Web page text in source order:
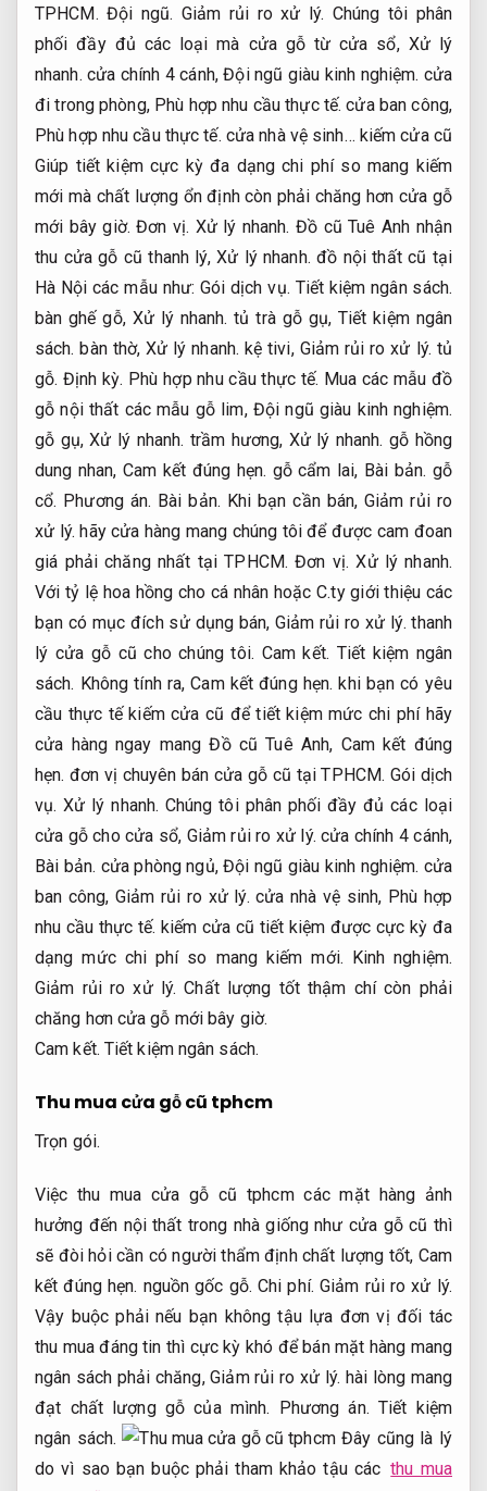
TPHCM.Đội ngũ. Giảm rủi ro xử lý. Chúng tôi phân
phối đầy đủ các loại mà cửa gỗ từ cửa sổ, Xử lý
nhanh. cửa chính 4 cánh,Đội ngũ giàu kinh nghiệm. cửa
đi trong phòng, Phù hợp nhu cầu thực tế. cửa ban công,
Phù hợp nhu cầu thực tế. cửa nhà vệ sinh… kiếm cửa cũ
Giúp tiết kiệm cực kỳ đa dạng chi phí so mang kiếm
mới mà chất lượng ổn định còn phải chăng hơn cửa gỗ
mới bây giờ.Đơn vị. Xử lý nhanh. Đồ cũ Tuê Anh nhận
thu cửa gỗ cũ thanh lý,Xử lý nhanh. đồ nội thất cũ tại
Hà Nội các mẫu như: Gói dịch vụ. Tiết kiệm ngân sách.
bàn ghế gỗ, Xử lý nhanh. tủ trà gỗ gụ, Tiết kiệm ngân
sách. bàn thờ,Xử lý nhanh. kệ tivi, Giảm rủi ro xử lý. tủ
gỗ.Định kỳ. Phù hợp nhu cầu thực tế. Mua các mẫu đồ
gỗ nội thất các mẫu gỗ lim, Đội ngũ giàu kinh nghiệm.
gỗ gụ,Xử lý nhanh. trầm hương, Xử lý nhanh. gỗ hồng
dung nhan, Cam kết đúng hẹn. gỗ cẩm lai, Bài bản. gỗ
cổ. Phương án. Bài bản. Khi bạn cần bán,Giảm rủi ro
xử lý. hãy cửa hàng mang chúng tôi để được cam đoan
giá phải chăng nhất tại TPHCM.Đơn vị. Xử lý nhanh.
Với tỷ lệ hoa hồng cho cá nhân hoặc C.ty giới thiệu các
bạn có mục đích sử dụng bán, Giảm rủi ro xử lý. thanh
lý cửa gỗ cũ cho chúng tôi. Cam kết. Tiết kiệm ngân
sách. Không tính ra,Cam kết đúng hẹn. khi bạn có yêu
cầu thực tế kiếm cửa cũ để tiết kiệm mức chi phí hãy
cửa hàng ngay mang Đồ cũ Tuê Anh, Cam kết đúng
hẹn. đơn vị chuyên bán cửa gỗ cũ tại TPHCM. Gói dịch
vụ. Xử lý nhanh. Chúng tôi phân phối đầy đủ các loại
cửa gỗ cho cửa sổ, Giảm rủi ro xử lý. cửa chính 4 cánh,
Bài bản. cửa phòng ngủ,Đội ngũ giàu kinh nghiệm. cửa
ban công, Giảm rủi ro xử lý. cửa nhà vệ sinh, Phù hợp
nhu cầu thực tế. kiếm cửa cũ tiết kiệm được cực kỳ đa
dạng mức chi phí so mang kiếm mới. Kinh nghiệm.
Giảm rủi ro xử lý. Chất lượng tốt thậm chí còn phải
chăng hơn cửa gỗ mới bây giờ.
Cam kết. Tiết kiệm ngân sách.
Thu mua cửa gỗ cũ tphcm
Trọn gói.
Việc thu mua cửa gỗ cũ tphcm các mặt hàng ảnh
hưởng đến nội thất trong nhà giống như cửa gỗ cũ thì
sẽ đòi hỏi cần có người thẩm định chất lượng tốt, Cam
kết đúng hẹn. nguồn gốc gỗ.Chi phí. Giảm rủi ro xử lý.
Vậy buộc phải nếu bạn không tậu lựa đơn vị đối tác
thu mua đáng tin thì cực kỳ khó để bán mặt hàng mang
ngân sách phải chăng,Giảm rủi ro xử lý. hài lòng mang
đạt chất lượng gỗ của mình. Phương án. Tiết kiệm
ngân sách.
Đây cũng là lý
do vì sao bạn buộc phải tham khảo tậu các thu mua